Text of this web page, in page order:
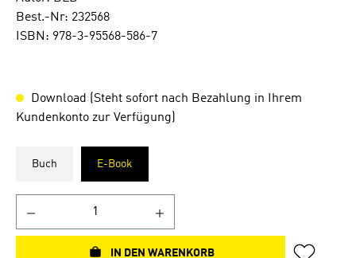
Best.-Nr: 232568
ISBN: 978-3-95568-586-7
Download (Steht sofort nach Bezahlung in Ihrem
Kundenkonto zur Verfügung)
Buch E-Book
IN DEN WARENKORB